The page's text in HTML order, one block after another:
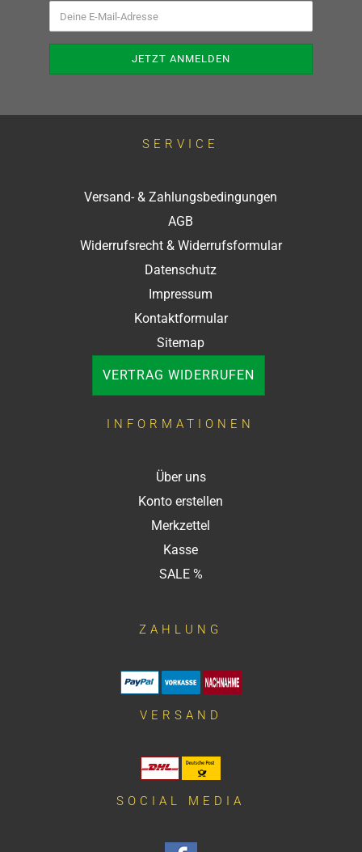
SERVICE
Versand- & Zahlungsbedingungen
AGB
Widerrufsrecht & Widerrufsformular
Datenschutz
Impressum
Kontaktformular
Sitemap
VERTRAG WIDERRUFEN
INFORMATIONEN
Über uns
Konto erstellen
Merkzettel
Kasse
SALE %
ZAHLUNG
VERSAND
SOCIAL MEDIA